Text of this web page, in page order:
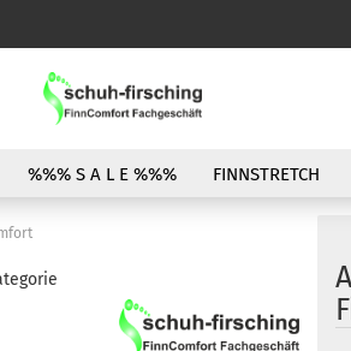
Sprache auswählen
Lieferland
%%% S A L E %%% FINNSTRETCH